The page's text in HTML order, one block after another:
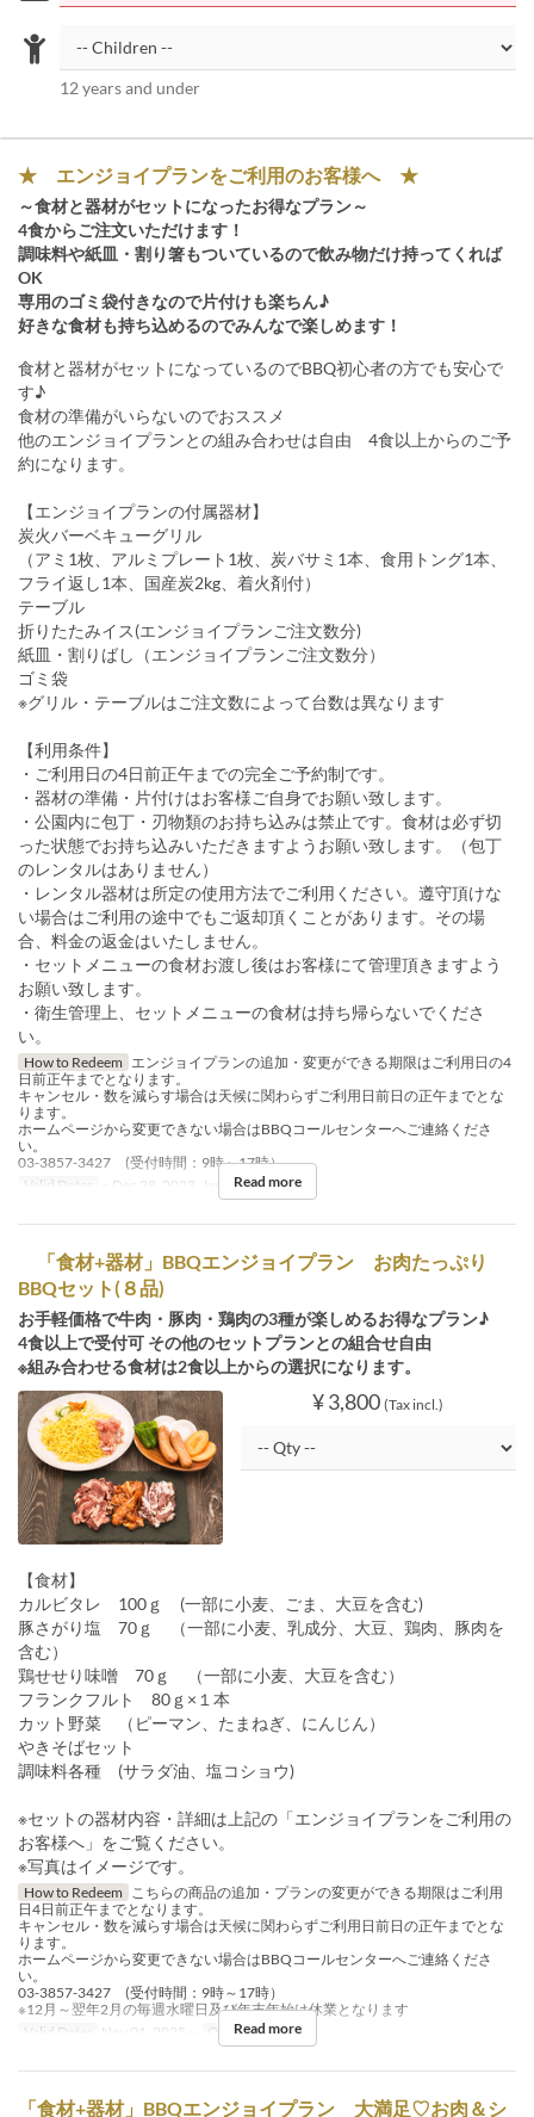
12 years and under
★ エンジョイプランをご利用のお客様へ ★
～食材と器材がセットになったお得なプラン～
4食からご注文いただけます！
調味料や紙皿・割り箸もついているので飲み物だけ持ってくれば
OK
専用のゴミ袋付きなので片付けも楽ちん♪
好きな食材も持ち込めるのでみんなで楽しめます！
食材と器材がセットになっているのでBBQ初心者の方でも安心で
す♪
食材の準備がいらないのでおススメ
他のエンジョイプランとの組み合わせは自由 4食以上からのご予
約になります。
【エンジョイプランの付属器材】
炭火バーベキューグリル
（アミ1枚、アルミプレート1枚、炭バサミ1本、食用トング1本、
フライ返し1本、国産炭2kg、着火剤付）
テーブル
折りたたみイス(エンジョイプランご注文数分)
紙皿・割りばし（エンジョイプランご注文数分）
ゴミ袋
※グリル・テーブルはご注文数によって台数は異なります
【利用条件】
・ご利用日の4日前正午までの完全ご予約制です。
・器材の準備・片付けはお客様ご自身でお願い致します。
・公園内に包丁・刃物類のお持ち込みは禁止です。食材は必ず切
った状態でお持ち込みいただきますようお願い致します。（包丁
のレンタルはありません）
・レンタル器材は所定の使用方法でご利用ください。遵守頂けな
い場合はご利用の途中でもご返却頂くことがあります。その場
合、料金の返金はいたしません。
・セットメニューの食材お渡し後はお客様にて管理頂きますよう
お願い致します。
・衛生管理上、セットメニューの食材は持ち帰らないでくださ
い。
How to Redeem エンジョイプランの追加・変更ができる期限はご利用日の4
日前正午までとなります。
キャンセル・数を減らす場合は天候に関わらずご利用日前日の正午までとな
ります。
ホームページから変更できない場合はBBQコールセンターへご連絡くださ
い。
03-3857-3427 (受付時間：9時～17時）
Valid Dates
~ Dec 28, 2023, Jan 06, 2024 ~
Read more
「食材+器材」BBQエンジョイプラン お肉たっぷり
BBQセット(８品)
お手軽価格で牛肉・豚肉・鶏肉の3種が楽しめるお得なプラン♪
4食以上で受付可 その他のセットプランとの組合せ自由
※組み合わせる食材は2食以上からの選択になります。
¥ 3,800 (Tax incl.)
【食材】
カルビタレ 100ｇ (一部に小麦、ごま、大豆を含む)
豚さがり塩 70ｇ （一部に小麦、乳成分、大豆、鶏肉、豚肉を
含む）
鶏せせり味噌 70ｇ （一部に小麦、大豆を含む）
フランクフルト 80ｇ×１本
カット野菜 （ピーマン、たまねぎ、にんじん）
やきそばセット
調味料各種 (サラダ油、塩コショウ)
※セットの器材内容・詳細は上記の「エンジョイプランをご利用の
お客様へ」をご覧ください。
※写真はイメージです。
How to Redeem
こちらの商品の追加・プランの変更ができる期限はご利用
日4日前正午までとなります。
キャンセル・数を減らす場合は天候に関わらずご利用日前日の正午までとな
ります。
ホームページから変更できない場合はBBQコールセンターへご連絡くださ
い。
03-3857-3427 (受付時間：9時～17時）
※12月～翌年2月の毎週水曜日及び年末年始は休業となります
Valid Dates
Nov 01, 2025 ~ Order Limit 2 ~
Read more
「食材+器材」BBQエンジョイプラン 大満足♡お肉＆シ